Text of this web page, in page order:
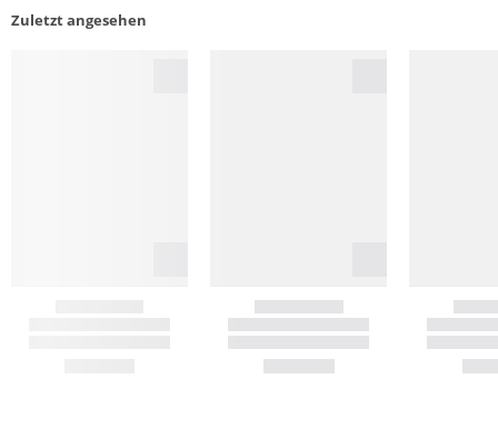
Zuletzt angesehen